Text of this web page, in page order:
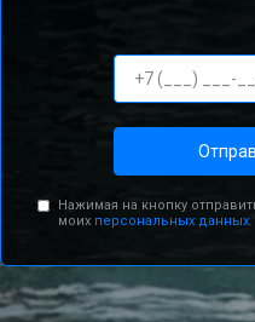
Нажимая на кнопку
моих персональных данных.